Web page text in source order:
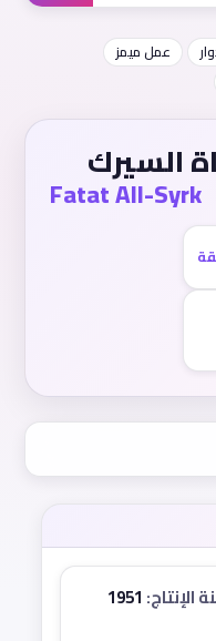
عمل ميمز
السيرك
Fatat All-Syrk
الإنتاج: